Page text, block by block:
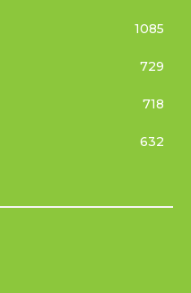
1085
729
718
632